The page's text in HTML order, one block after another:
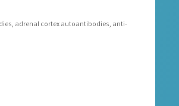
adrenal cortex autoantibodies, anti-